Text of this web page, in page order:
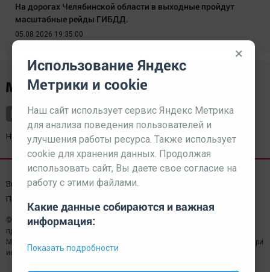
На дорогах Челябинской области в выходные пройдут
масштабные рейды ГИБДД.
05.08.2026 19:35:00
Наш партнерkurorty-sochi.ru
Выходные данные СМИ Реклама
Пользовательское соглашение
© 2026 МЕДИАЗАВОД — Сайт может содержать контент,
предназначенный для лиц 18+
Мнение редакции может не совпадать с мнением отдельных авторов.При
использовании материалов сайта ссылка обязательна.
×
Использование Яндекс
Метрики и cookie
Наш сайт использует сервис Яндекс Метрика
для анализа поведения пользователей и
улучшения работы ресурса. Также использует
cookie для хранения данных. Продолжая
использовать сайт, Вы даете свое согласие на
работу с этими файлами.
Какие данные собираются и важная
информация:
Показать подробности